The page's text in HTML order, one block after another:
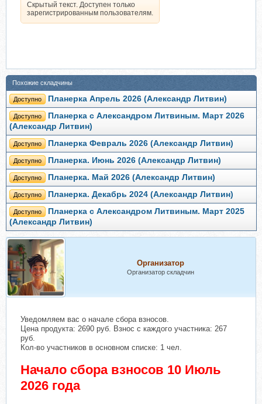
Скрытый текст. Доступен только
зарегистрированным пользователям.
Похожие складчины
Доступно Планерка Апрель 2026 (Александр Литвин)
Доступно
Планерка с Александром Литвиным. Март 2026
(Александр Литвин)
Доступно Планерка Февраль 2026 (Александр Литвин)
Доступно Планерка. Июнь 2026 (Александр Литвин)
Доступно Планерка. Май 2026 (Александр Литвин)
Доступно Планерка. Декабрь 2024 (Александр Литвин)
Доступно
Планерка с Александром Литвиным. Март 2025
(Александр Литвин)
Организатор
Организатор складчин
Уведомляем вас о начале сбора взносов.
Цена продукта: 2690 руб. Взнос с каждого участника: 267
руб.
Кол-во участников в основном списке: 1 чел.
Начало сбора взносов 10 Июль
2026 года